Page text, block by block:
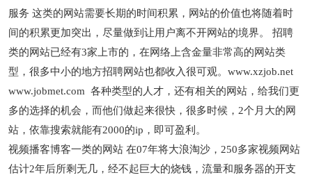
服务 这类的网站需要长期的时间积累，网站的价值也将随着时
间的积累更加突出，尽量做到让用户离不开网站的境界。 招聘
类的网站已经有3家上市的，在网络上含金量非常高的网站类
型，很多中小的地方招聘网站也都收入很可观。www.xzjob.net
www.jobmet.com 各种类型的人才，还有相关的网站，给我们更
多的选择的机会，而他们做起来很快，很多时候，2个月大的网
站，依靠搜索就能有2000的ip，即可盈利。
视频播客博客一类的网站 在07年将大浪淘沙，250多家视频网站
估计2年后所剩无几，经不起巨大的烧钱，流量和服务器的开支